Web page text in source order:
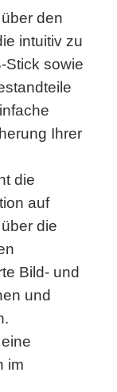
den
intuitiv zu
Stick sowie
Ihrer
die
auf
die
Bild- und
und
im